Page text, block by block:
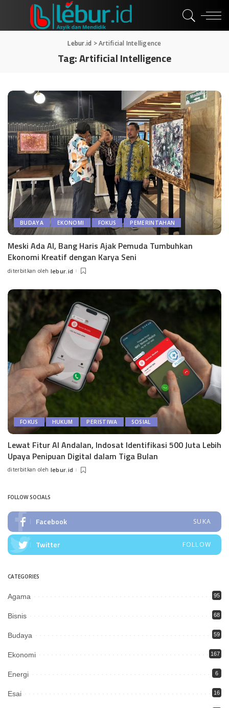
Lebur.id >Artificial Intelligence
Tag:Artificial Intelligence
BUDAYA EKONOMI FOKUS PEMERINTAHAN
Meski Ada AI, Bang Haris Ajak Pemuda Tumbuhkan
Ekonomi Kreatif dengan Karya Seni
Posted
diterbitkan oleh lebur.id
FOKUS HUKUM PERISTIWA SOSIAL
Lewat Fitur AI Andalan, Indosat Identifikasi 500 Juta Lebih
Upaya Penipuan Digital dalam Tiga Bulan
Posted
diterbitkan oleh lebur.id
FOLLOW SOCIALS
Facebook SUKA
Twitter FOLLOW
CATEGORIES
Agama 95
Bisnis 68
Budaya 59
Ekonomi 167
Energi 6
Esai 16